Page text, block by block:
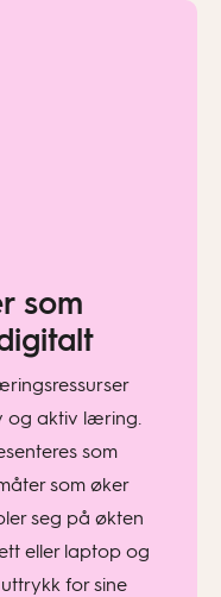
som
og aktiv læring.
som
som øker
seg på økten
eller laptop og
for sine